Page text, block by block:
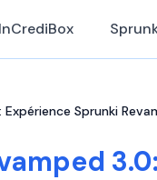
Sprunki